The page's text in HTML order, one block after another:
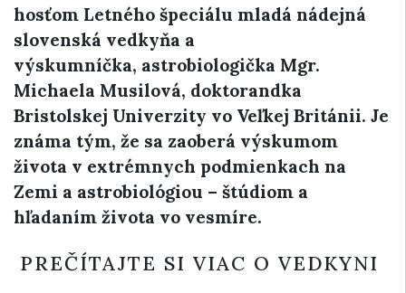
hosťom Letného špeciálu mladá nádejná
slovenská vedkyňa a
výskumníčka, astrobiologička Mgr.
Michaela Musilová, doktorandka
Bristolskej Univerzity vo Veľkej Británii. Je
známa tým, že sa zaoberá výskumom
života v extrémnych podmienkach na
Zemi a astrobiológiou – štúdiom a
hľadaním života vo vesmíre.
PREČÍTAJTE SI VIAC O VEDKYNI